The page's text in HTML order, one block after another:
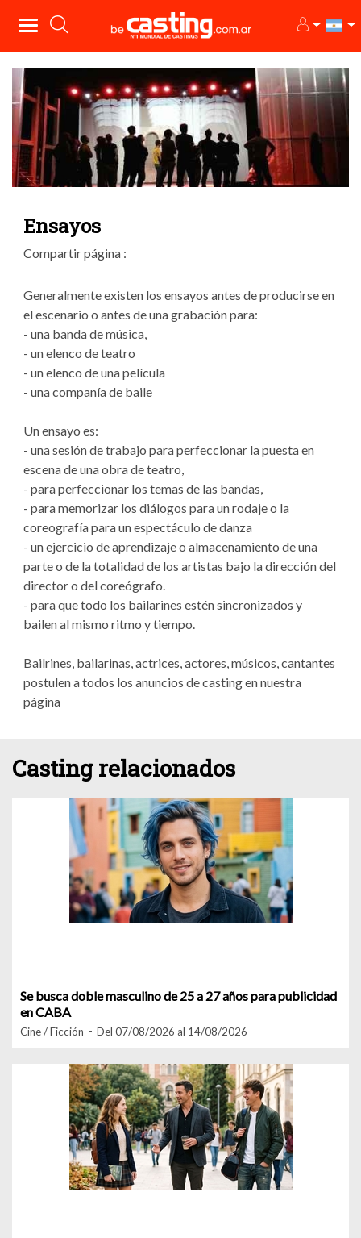
Ensayos
Compartir página :
Generalmente existen los ensayos antes de producirse en
el escenario o antes de una grabación para:
- una banda de música,
- un elenco de teatro
- un elenco de una película
- una companía de baile
Un ensayo es:
- una sesión de trabajo para perfeccionar la puesta en
escena de una obra de teatro,
- para perfeccionar los temas de las bandas,
- para memorizar los diálogos para un rodaje o la
coreografía para un espectáculo de danza
- un ejercicio de aprendizaje o almacenamiento de una
parte o de la totalidad de los artistas bajo la dirección del
director o del coreógrafo.
- para que todo los bailarines estén sincronizados y
bailen al mismo ritmo y tiempo.
Bailrines, bailarinas, actrices, actores, músicos, cantantes
postulen a todos los anuncios de casting en nuestra
página
Casting relacionados
Se busca doble masculino de 25 a 27 años para publicidad
en CABA
Cine / Ficción Del 07/08/2026 al 14/08/2026